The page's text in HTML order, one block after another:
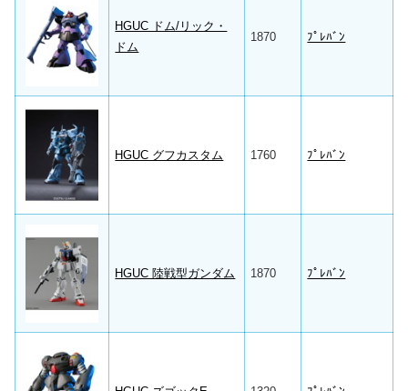
HGUC ドム/リック・
ドム
1870 ﾌﾟﾚﾊﾞﾝ
HGUC グフカスタム 1760 ﾌﾟﾚﾊﾞﾝ
HGUC 陸戦型ガンダム 1870 ﾌﾟﾚﾊﾞﾝ